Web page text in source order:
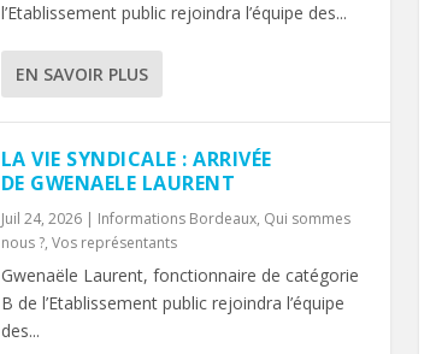
l’Etablissement public rejoindra l’équipe des...
EN SAVOIR PLUS
LA VIE SYNDICALE : ARRIVÉE
DE GWENAELE LAURENT
Juil 24, 2026| Informations Bordeaux, Qui sommes
nous ?, Vos représentants
Gwenaële Laurent, fonctionnaire de catégorie
B de l’Etablissement public rejoindra l’équipe
des...